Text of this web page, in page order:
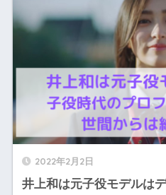
2022年2月2日
井上和は元子役モデルは